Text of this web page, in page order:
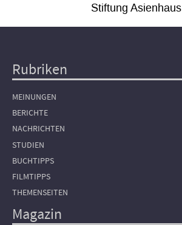
Stiftung Asienhaus
Hauptnavigation
Rubriken
MEINUNGEN
BERICHTE
NACHRICHTEN
STUDIEN
BUCHTIPPS
FILMTIPPS
THEMENSEITEN
Magazin